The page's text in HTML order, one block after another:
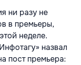
ни разу не
в премьеры,
неделе.
назвал
пост премьера: